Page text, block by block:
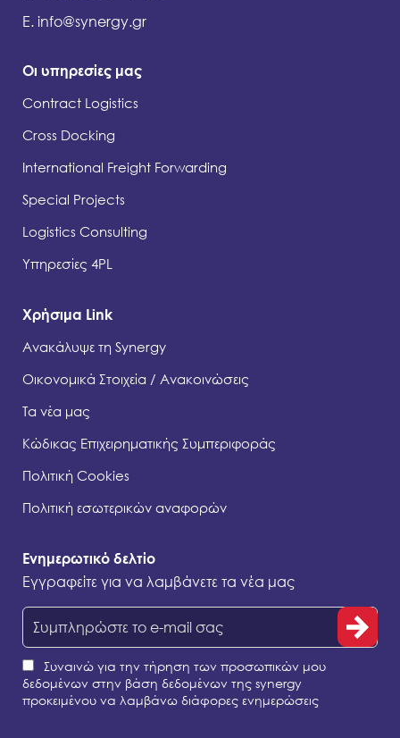
E.info@synergy.gr
Οι υπηρεσίες μας
Contract Logistics
Cross Docking
International Freight Forwarding
Special Projects
Logistics Consulting
Υπηρεσίες 4PL
Χρήσιμα Link
Ανακάλυψε τη Synergy
Οικονομικά Στοιχεία / Ανακοινώσεις
Τα νέα μας
Κώδικας Επιχειρηματικής Συμπεριφοράς
Πολιτική Cookies
Πολιτική εσωτερικών αναφορών
Ενημερωτικό δελτίο
Εγγραφείτε για να λαμβάνετε τα νέα μας
Συναινώ για την τήρηση των προσωπικών μου
δεδομένων στην βάση δεδομένων της synergy
προκειμένου να λαμβάνω διάφορες ενημερώσεις